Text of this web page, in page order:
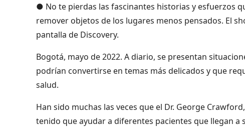
● No te pierdas las fascinantes historias y esfuerzos
remover objetos de los lugares menos pensados. El
pantalla de Discovery.
Bogotá, mayo de 2022. A diario, se presentan
podrían convertirse en temas más delicados y que
salud.
Han sido muchas las veces que el Dr. George
tenido que ayudar a diferentes pacientes que llegan